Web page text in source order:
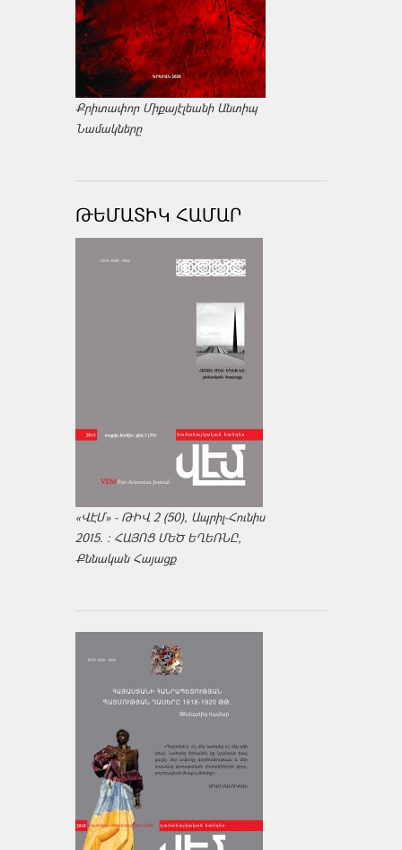
Քրիտափոր Միքայէլեանի Անտիպ
Նամակները
ԹԵՄԱՏԻԿ ՀԱՄԱՐ
«ՎԷՄ» - ԹԻՎ 2 (50), Ապրիլ-Հունիս
2015. : ՀԱՅՈՑ ՄԵԾ ԵՂԵՌՆԸ,
Քննական Հայացք